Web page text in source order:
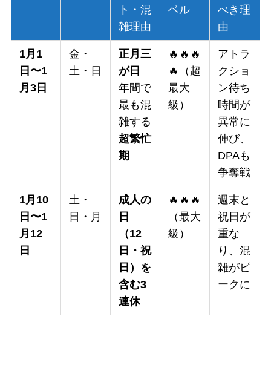
ト・混
雑理由
ベル
べき理
由
1月1
日〜1
月3日
金・
土・日
正月三
が日
年間で
最も混
雑する
超繁忙
期
🔥🔥🔥
🔥（超
最大
級）
アトラ
クショ
ン待ち
時間が
異常に
伸び、
DPAも
争奪戦
1月10
日〜1
月12
日
土・
日・月
成人の
日
（12
日・祝
日）を
含む3
連休
🔥🔥🔥
（最大
級）
週末と
祝日が
重な
り、混
雑がピ
ークに